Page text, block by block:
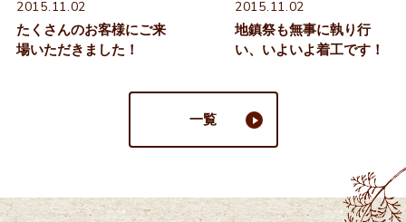
2015.11.02
たくさんのお客様にご来
場いただきました！
2015.11.02
地鎮祭も無事に執り行
い、いよいよ着工です！
一覧